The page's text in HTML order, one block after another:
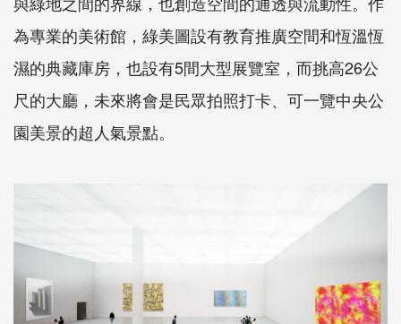
為專業的美術館，綠美圖設有教育推廣空間和恆溫恆
濕的典藏庫房，也設有5間大型展覽室，而挑高26公
尺的大廳，未來將會是民眾拍照打卡、可一覽中央公
園美景的超人氣景點。